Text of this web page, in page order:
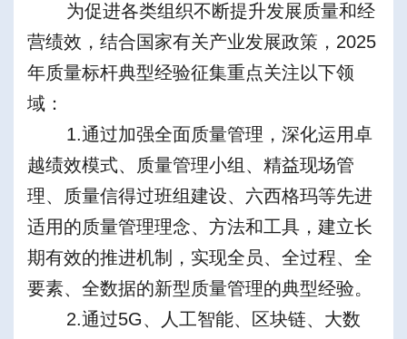
为促进各类组织不断提升发展质量和经
营绩效，结合国家有关产业发展政策，2025
年质量标杆典型经验征集重点关注以下领
域：
1.通过加强全面质量管理，深化运用卓
越绩效模式、质量管理小组、精益现场管
理、质量信得过班组建设、六西格玛等先进
适用的质量管理理念、方法和工具，建立长
期有效的推进机制，实现全员、全过程、全
要素、全数据的新型质量管理的典型经验。
2.通过5G、人工智能、区块链、大数